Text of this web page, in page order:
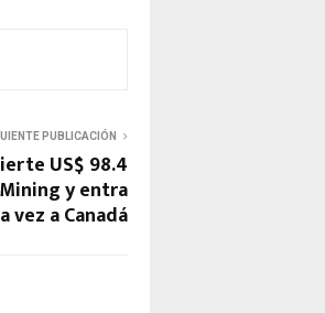
PUBLICACIÓN
US$ 98.4
y entra
vez a Canadá